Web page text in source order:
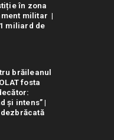
în zona
militar |
miliard de
brăileanul
fosta
și intens” |